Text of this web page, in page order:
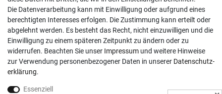
Registrieren
Login
Hilfe
Informationen
Die Datenverarbeitung kann mit Einwilligung oder aufgrund eines
berechtigten Interesses erfolgen. Die Zustimmung kann erteilt oder
abgelehnt werden. Es besteht das Recht, nicht einzuwilligen und die
Einwilligung zu einem späteren Zeitpunkt zu ändern oder zu
widerrufen. Beachten Sie unser Impressum und weitere Hinweise
zur Verwendung personenbezogener Daten in unserer Daten­schutz­
erklärung.
Essenziell